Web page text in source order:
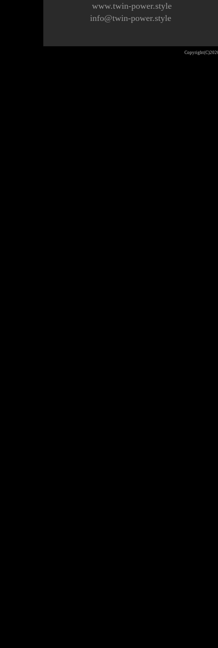
www.twin-power.style
info@twin-power.style